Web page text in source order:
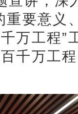
重要意义
万工程”
千万工